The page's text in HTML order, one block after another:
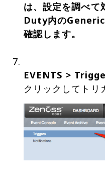
は、設定を調べ
Duty内のGeneric
確認します。
EVENTS >